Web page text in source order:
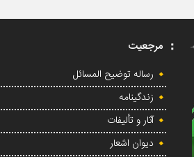
مرجعیت
رساله توضیح المسائل
زندگینامه
آثار و تألیفات
دیوان اشعار